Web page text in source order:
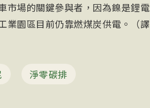
市場的關鍵參與者，因為鎳是鋰電
業園區目前仍靠燃煤炭供電。（譯
淨零碳排